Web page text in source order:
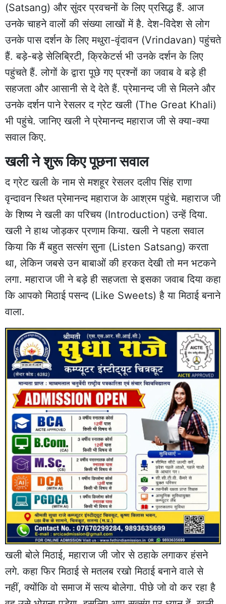
(Satsang) और सुंदर प्रवचनों के लिए प्रसिद्ध हैं. आज
उनके चाहने वालों की संख्या लाखों में है. देश-विदेश से लोग
उनके पास दर्शन के लिए मथुरा-वृंदावन (Vrindavan) पहुंचते
हैं. बड़े-बड़े सेलिब्रिटी, क्रिकेटर्स भी उनके दर्शन के लिए
पहुंचते हैं. लोगों के द्वारा पूछे गए प्रश्नों का जवाब वे बड़े ही
सहजता और आसानी से दे देते हैं. प्रेमानन्द जी से मिलने और
उनके दर्शन पाने रेसलर द ग्रेट खली (The Great Khali)
भी पहुंचे. जानिए खली ने प्रेमानन्द महाराज जी से क्या-क्या
सवाल किए.
खली ने शुरू किए पूछना सवाल
द ग्रेट खली के नाम से मशहूर रेसलर दलीप सिंह राणा
वृन्दावन स्थित प्रेमानन्द महाराज के आश्रम पहुंचे. महाराज जी
के शिष्य ने खली का परिचय (Introduction) उन्हें दिया.
खली ने हाथ जोड़कर प्रणाम किया. खली ने पहला सवाल
किया कि मैं बहुत सत्संग सुना (Listen Satsang) करता
था, लेकिन जबसे उन बाबाओं की हरकत देखी तो मन भटकने
लगा. महाराज जी ने बड़े ही सहजता से इसका जवाब दिया कहा
कि आपको मिठाई पसन्द (Like Sweets) है या मिठाई बनाने
वाला.
खली बोले मिठाई, महाराज जी जोर से ठहाके लगाकर हंसने
लगे. कहा फिर मिठाई से मतलब रखो मिठाई बनाने वाले से
नहीं, क्योंकि वो समाज में सत्य बोलेगा. पीछे जो वो कर रहा है